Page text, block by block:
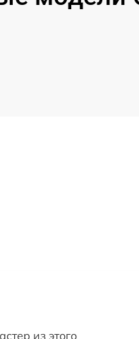
из этого